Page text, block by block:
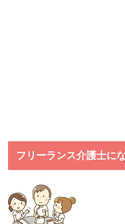
フリーランス介護士に